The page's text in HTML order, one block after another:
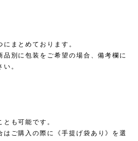
まとめております。
品別に包装をご希望の場合、備考欄に
。
も可能です。
はご購入の際に《手提げ袋あり》を選